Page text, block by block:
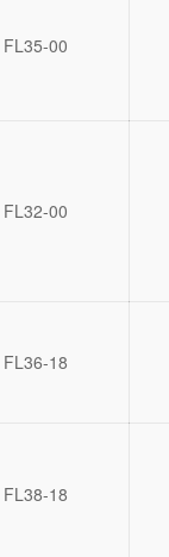
FL35-00
FL32-00
FL36-18
FL38-18